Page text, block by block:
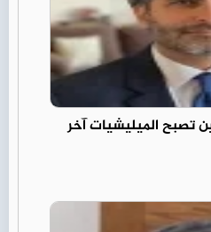
تصبح الميليشيات آخر